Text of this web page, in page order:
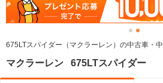
675LTスパイダー（マクラーレン）の中古車・
マクラーレン 675LTスパイダー